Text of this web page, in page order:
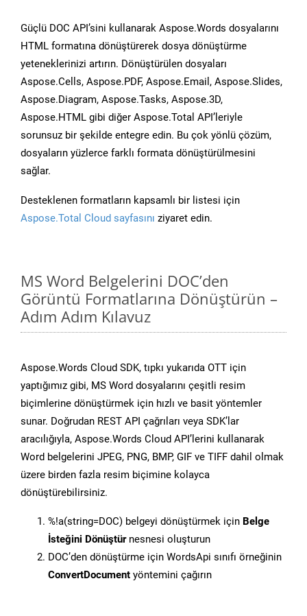
Güçlü DOC API’sini kullanarak Aspose.Words dosyalarını
HTML formatına dönüştürerek dosya dönüştürme
yeteneklerinizi artırın. Dönüştürülen dosyaları
Aspose.Cells, Aspose.PDF, Aspose.Email, Aspose.Slides,
Aspose.Diagram, Aspose.Tasks, Aspose.3D,
Aspose.HTML gibi diğer Aspose.Total API’leriyle
sorunsuz bir şekilde entegre edin. Bu çok yönlü çözüm,
dosyaların yüzlerce farklı formata dönüştürülmesini
sağlar.
Desteklenen formatların kapsamlı bir listesi için
Aspose.Total Cloud sayfasını ziyaret edin.
MS Word Belgelerini DOC’den
Görüntü Formatlarına Dönüştürün –
Adım Adım Kılavuz
Aspose.Words Cloud SDK, tıpkı yukarıda OTT için
yaptığımız gibi, MS Word dosyalarını çeşitli resim
biçimlerine dönüştürmek için hızlı ve basit yöntemler
sunar. Doğrudan REST API çağrıları veya SDK’lar
aracılığıyla, Aspose.Words Cloud API’lerini kullanarak
Word belgelerini JPEG, PNG, BMP, GIF ve TIFF dahil olmak
üzere birden fazla resim biçimine kolayca
dönüştürebilirsiniz.
%!a(string=DOC) belgeyi dönüştürmek için Belge
İsteğini Dönüştürnesnesi oluşturun
DOC’den dönüştürme için WordsApi sınıfı örneğinin
ConvertDocument yöntemini çağırın